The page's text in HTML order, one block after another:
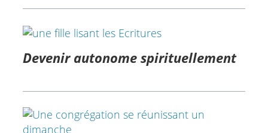
Devenir autonome spirituellement